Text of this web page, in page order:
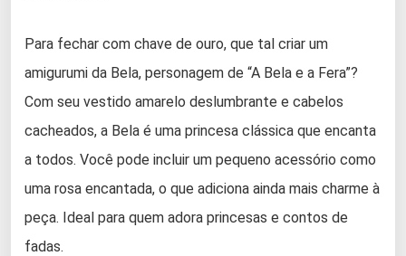
Para fechar com chave de ouro, que tal criar um
amigurumi da Bela, personagem de “A Bela e a Fera”?
Com seu vestido amarelo deslumbrante e cabelos
cacheados, a Bela é uma princesa clássica que encanta
a todos. Você pode incluir um pequeno acessório como
uma rosa encantada, o que adiciona ainda mais charme à
peça. Ideal para quem adora princesas e contos de
fadas.